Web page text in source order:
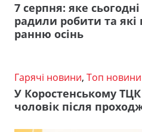
7 серпня: яке
радили робити та
ранню осінь
Гарячі новини, Топ новини
У Коростенському
чоловік після